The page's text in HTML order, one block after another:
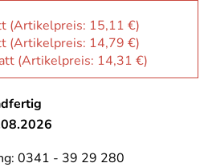
(Artikelpreis: 15,11 €)
(Artikelpreis: 14,79 €)
(Artikelpreis: 14,31 €)
0341 - 39 29 280